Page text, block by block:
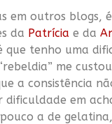
em outros blogs,
da Patrícia e da
que tenho uma
me
a consistência
dificuldade em
a de